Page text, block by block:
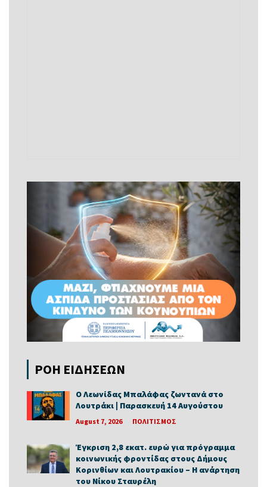
ΡΟΗ ΕΙΔΗΣΕΩΝ
Ο Λεωνίδας Μπαλάφας ζωντανά στο
Λουτράκι | Παρασκευή 14 Αυγούστου
August 7, 2026 ΠΟΛΙΤΙΣΜΟΣ
Έγκριση 2,8 εκατ. ευρώ για πρόγραμμα
κοινωνικής φροντίδας στους Δήμους
Κορινθίων και Λουτρακίου – Η ανάρτηση
του Νίκου Σταυρέλη